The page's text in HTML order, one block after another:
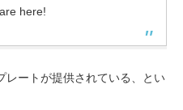
here!
レートが提供されている、とい